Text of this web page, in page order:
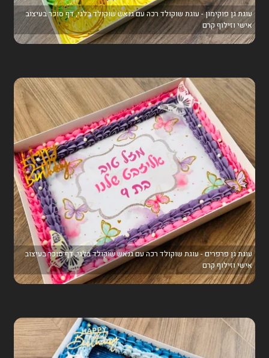
עוגת גן פוקימון - עוגת שוקולד רכה עם גנאש שוקולד בלגי, דף סוכר בעיצוב
אישי וזילוף קרם
עוגת גן פרפרים - עוגת שוקולד רכה עם גנאש שוקולד בלגי, דף סוכר בעיצוב
אישי וזילוף קרם